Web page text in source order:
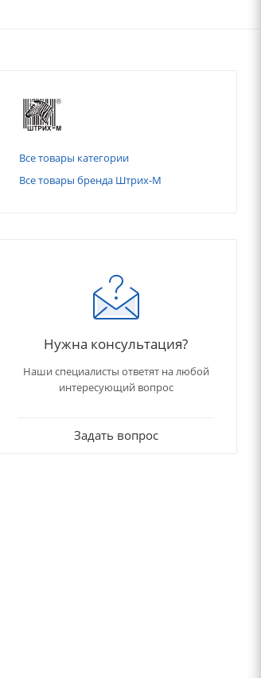
Все товары категории
Все товары бренда Штрих-М
Нужна консультация?
Наши специалисты ответят на любой
интересующий вопрос
Задать вопрос